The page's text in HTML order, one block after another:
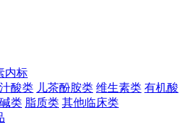
内标
酸类 儿茶酚胺类 维生素类 有机酸
类 脂质类 其他临床类